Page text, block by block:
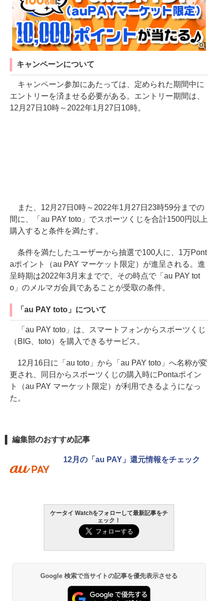
キャンペーンについて
キャンペーン参加にあたっては、定められた期間中に
エントリーを済ませる必要がある。エントリー期間は、
12月27日10時～2022年1月27日10時。
また、12月27日0時～2022年1月27日23時59分までの
間に、「au PAY toto」でスポーツくじを合計1500円以上
購入すると条件を満たす。
条件を満たしたユーザーから抽選で100人に、1万Pont
aポイント（au PAY マーケット限定）が進呈される。進
呈時期は2022年3月末までで、その時点で「au PAY tot
o」のメルマガ会員であることが受取の条件。
「au PAY toto」について
「au PAY toto」は、スマートフォンからスポーツくじ
（BIG、toto）を購入できるサービス。
12月16日に「au toto」から「au PAY toto」へ名称が変
更され、同日からスポーツくじの購入時にPontaポイン
ト（au PAY マーケット限定）が利用できるようになっ
た。
編集部のおすすめ記事
12月の「au PAY」還元情報をチェック
ケータイ Watchをフォローして最新記事をチ
ェック！
Google 検索で当サイトの記事を優先表示させる